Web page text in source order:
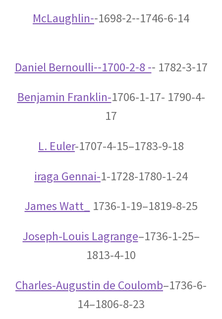
【光速度を始めて測定｜ドップラー効果を考
A・J・フレネル
【光が横波であると説明しての偏向
【量子力学的効果をデバイスで具現化】
C・A・ドップラー
人】
McLaughlin‐‐1698‐2‐‐1746‐6‐14
Daniel Bernoulli‐‐1700‐2‐8 ‐‐ 1782‐3‐17
Benjamin Franklin-1706-1-17- 1790-4-
17
L. Euler-1707-4-15–1783-9-18
iraga Gennai-1-1728-1780-1-24
James Watt_
1736-1-19–1819-8-25
Joseph-Louis Lagrange–1736-1-25–
1813-4-10
Charles-Augustin de Coulomb–1736-6-
14–1806-8-23